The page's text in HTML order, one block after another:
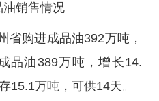
油销售情况
省购进成品油392万吨，
品油389万吨，增长14.
15.1万吨，可供14天。